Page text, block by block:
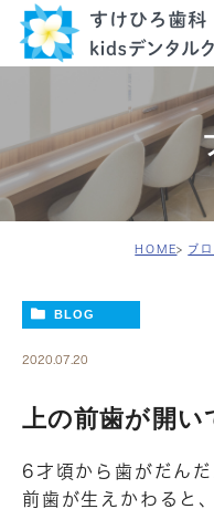
HOME ブ
BLOG
2020.07.20
上の前歯が開い
6才頃から歯がだん
前歯が生えかわると